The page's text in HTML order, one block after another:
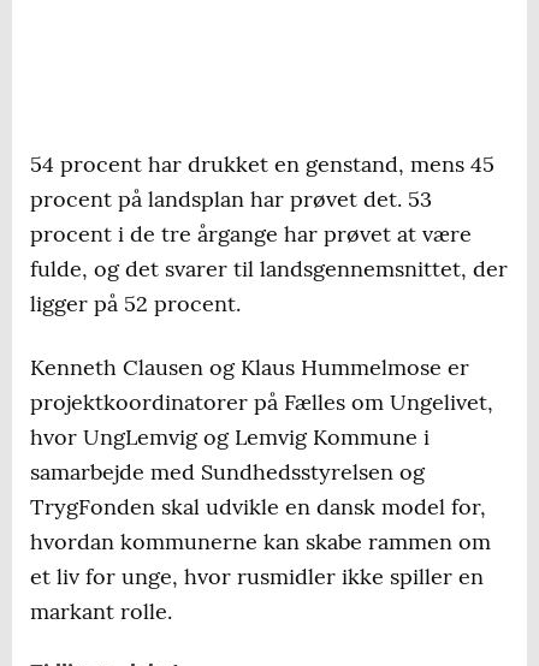
54 procent har drukket en genstand, mens 45
procent på landsplan har prøvet det. 53
procent i de tre årgange har prøvet at være
fulde, og det svarer til landsgennemsnittet, der
ligger på 52 procent.
Kenneth Clausen og Klaus Hummelmose er
projektkoordinatorer på Fælles om Ungelivet,
hvor UngLemvig og Lemvig Kommune i
samarbejde med Sundhedsstyrelsen og
TrygFonden skal udvikle en dansk model for,
hvordan kommunerne kan skabe rammen om
et liv for unge, hvor rusmidler ikke spiller en
markant rolle.